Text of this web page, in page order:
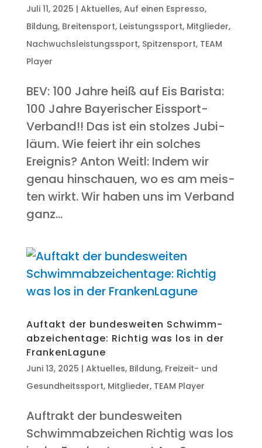
Juli 11, 2025 | Aktuelles, Auf einen Espresso,
Bildung, Breitensport, Leistungssport, Mitglieder,
Nachwuchsleistungssport, Spitzensport, TEAM
Player
BEV: 100 Jah­re heiß auf Eis Baris­ta:
100 Jah­re Baye­ri­scher Eissport-
Verband!! Das ist ein stol­zes Jubi­
lä­um. Wie fei­ert ihr ein sol­ches
Ereignis? Anton Weitl: Indem wir
genau hin­schau­en, wo es am meis­
ten wirkt. Wir haben uns im Ver­band
ganz...
Auf­takt der bun­des­wei­ten Schwimm­
ab­zei­chen­ta­ge: Rich­tig was los in der
FrankenLagune
Juni 13, 2025 | Aktuelles, Bildung, Freizeit- und
Gesundheitssport, Mitglieder, TEAM Player
Auf­trakt der bun­des­wei­ten
Schwimmabzeichen Rich­tig was los